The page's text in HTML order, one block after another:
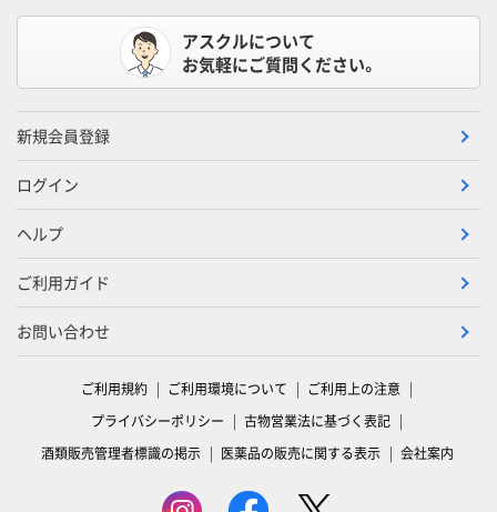
アスクルについて
お気軽にご質問ください。
新規会員登録
ログイン
ヘルプ
ご利用ガイド
お問い合わせ
ご利用規約 ご利用環境について
ご利用上の注意
プライバシーポリシー
古物営業法に基づく表記
酒類販売管理者標識の掲示
医薬品の販売に関する表示 会社案内